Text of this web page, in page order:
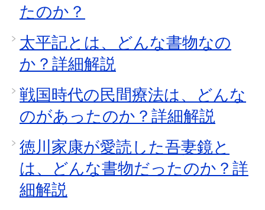
たのか？
太平記とは、どんな書物なの
か？詳細解説
戦国時代の民間療法は、どんな
のがあったのか？詳細解説
徳川家康が愛読した吾妻鏡と
は、どんな書物だったのか？詳
細解説